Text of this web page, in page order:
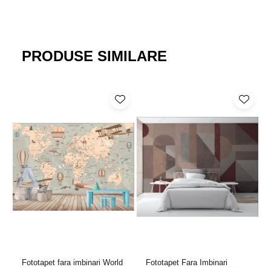
PRODUSE SIMILARE
Fototapet fara imbinari World
Fototapet Fara Imbinari